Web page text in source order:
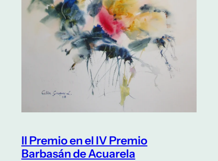
II Premio en el IV Premio
Barbasán de Acuarela